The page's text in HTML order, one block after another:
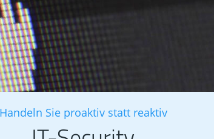
Handeln Sie proaktiv statt reaktiv